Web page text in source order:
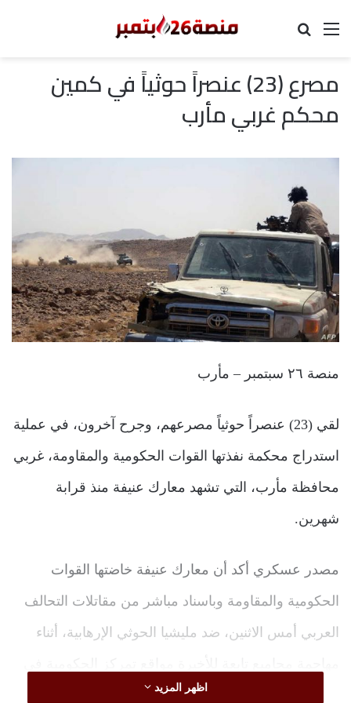
القائمة
مصرع (23) عنصراً حوثياً في كمين
محكم غربي مأرب
منصة ٢٦ سبتمبر – مأرب
لقي (23) عنصراً حوثياً مصرعهم، وجرح آخرون، في عملية
استدراج محكمة نفذتها القوات الحكومية والمقاومة، غربي
محافظة مأرب، التي تشهد معارك عنيفة منذ قرابة
شهرين.
مصدر عسكري أكد أن معارك عنيفة خاضتها القوات
الحكومية والمقاومة وباسناد مباشر من مقاتلات التحالف
العربي أمس الاثنين، ضد مليشيا الحوثي الإرهابية، أثناء
جبهة المشجح، بمديرية صرواح، غربي المحافظة الواقعة
اظهر المزيد